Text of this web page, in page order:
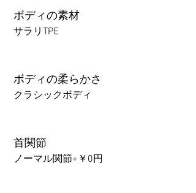
ボディの素材
サラリTPE
ボディの柔らかさ
クラシックボディ
首関節
ノーマル関節+￥0円